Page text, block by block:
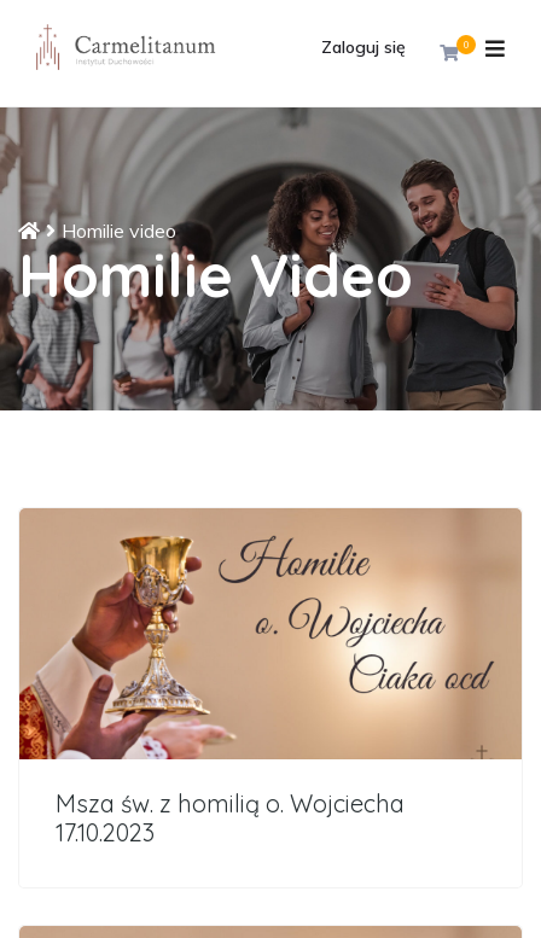
0
Zaloguj się
Homilie video
Homilie Video
Msza św. z homilią o. Wojciecha
17.10.2023